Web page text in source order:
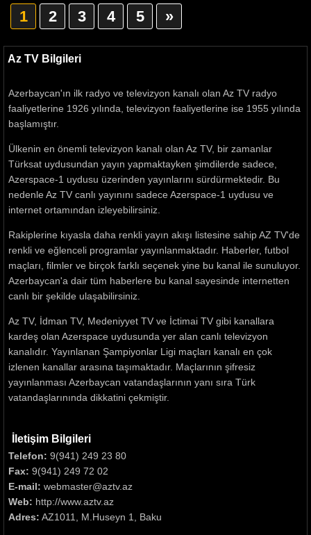
1 2 3 4 5 »
Az TV Bilgileri
Azerbaycan'ın ilk radyo ve televizyon kanalı olan Az TV radyo
faaliyetlerine 1926 yılında, televizyon faaliyetlerine ise 1955 yılında
başlamıştır.
Ülkenin en önemli televizyon kanalı olan Az TV, bir zamanlar
Türksat uydusundan yayın yapmaktayken şimdilerde sadece,
Azerspace-1 uydusu üzerinden yayınlarını sürdürmektedir. Bu
nedenle Az TV canlı yayınını sadece Azerspace-1 uydusu ve
internet ortamından izleyebilirsiniz.
Rakiplerine kıyasla daha renkli yayın akışı listesine sahip AZ TV'de
renkli ve eğlenceli programlar yayınlanmaktadır. Haberler, futbol
maçları, filmler ve birçok farklı seçenek yine bu kanal ile sunuluyor.
Azerbaycan'a dair tüm haberlere bu kanal sayesinde internetten
canlı bir şekilde ulaşabilirsiniz.
Az TV, İdman TV, Medeniyyet TV ve İctimai TV gibi kanallara
kardeş olan Azerspace uydusunda yer alan canlı televizyon
kanalıdır. Yayınlanan Şampiyonlar Ligi maçları kanalı en çok
izlenen kanallar arasına taşımaktadır. Maçlarının şifresiz
yayınlanması Azerbaycan vatandaşlarının yanı sıra Türk
vatandaşlarınında dikkatini çekmiştir.
İletişim Bilgileri
Telefon: 9(941) 249 23 80
Fax: 9(941) 249 72 02
E-mail: webmaster@aztv.az
Web: http://www.aztv.az
Adres: AZ1011, M.Huseyn 1, Baku